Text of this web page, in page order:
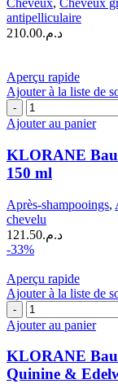
|
200 ml
Cheveux, Cheveux
antipelliculaire
د.م.210.00
Aperçu rapide
Ajouter à la liste de
quantité
de
KLORANE
Baume
Après-
shampoing
la
Pivoine
|
150
Ajouter au panier
KLORANE
150 ml
Après-shampooings,
chevelu
د.م.121.50
-33%
Aperçu rapide
Ajouter à la liste de
quantité
de
KLORANE
Baume
Fortifiant
&
Ajouter au panier
KLORANE
Quinine &